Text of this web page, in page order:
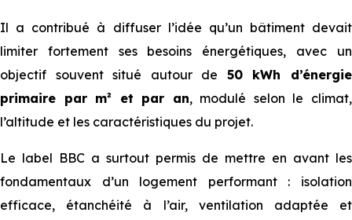
Il a contribué à diffuser l’idée qu’un bâtiment devait
limiter fortement ses besoins énergétiques, avec un
objectif souvent situé autour de 50 kWh d’énergie
primaire par m² et par an, modulé selon le climat,
l’altitude et les caractéristiques du projet.
Le label BBC a surtout permis de mettre en avant les
fondamentaux d’un logement performant : isolation
efficace, étanchéité à l’air, ventilation adaptée et